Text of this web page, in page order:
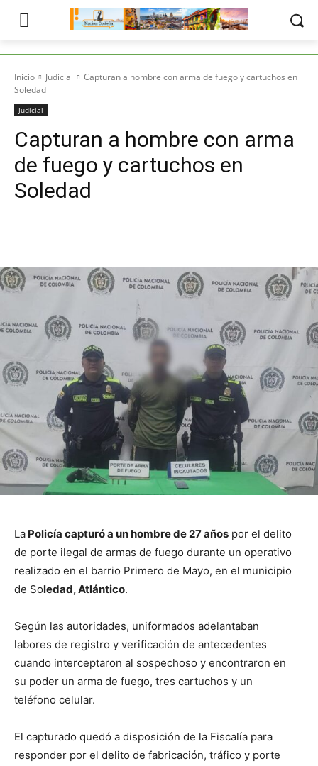
Inicio Judicial
Capturan a hombre con arma de fuego y cartuchos en
Soledad
Judicial
Capturan a hombre con arma
de fuego y cartuchos en
Soledad
La Policía capturó a un hombre de 27 años por el delito
de porte ilegal de armas de fuego durante un operativo
realizado en el barrio Primero de Mayo, en el municipio
de Soledad, Atlántico.
Según las autoridades, uniformados adelantaban
labores de registro y verificación de antecedentes
cuando interceptaron al sospechoso y encontraron en
su poder un arma de fuego, tres cartuchos y un
teléfono celular.
El capturado quedó a disposición de la Fiscalía para
responder por el delito de fabricación, tráfico y porte